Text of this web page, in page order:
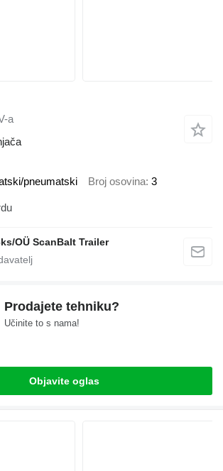
a
pneumatski Broj osovina 3
OÜ ScanBalt Trailer
Prodajete tehniku?
Učinite to s nama!
Objavite oglas